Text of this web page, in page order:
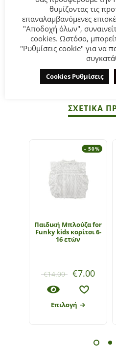
Σύνθεση:95% Βαμβάκι 5%
Πλένεται στο πλυντήριο στους
ΣΧΕΤΙΚΆ
- 50%
Παιδική Μπλούζα for
Funky kids κορίτσι 6-
16 ετών
€14.00 €7.00
Επιλογή
θυμίζοντας τις
επαναλαμβανόμενες
"Αποδοχή όλων",
cookies. Ωστόσο,
"Ρυθμίσεις cookie" για να
Cookies Ρυθμίσεις